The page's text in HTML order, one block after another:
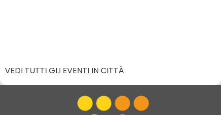
VEDI TUTTI GLI EVENTI IN CITTÀ